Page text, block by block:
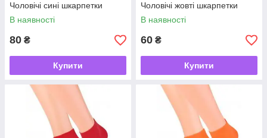
Чоловічі сині шкарпетки
В наявності
80 ₴
Купити
Чоловічі жовті шкарпетки
В наявності
60 ₴
Купити